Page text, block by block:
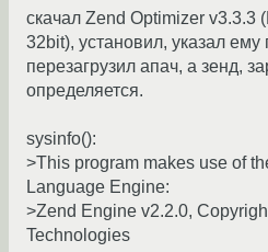
скачал Zend Optimizer v3.3.3
32bit), установил, указал ему
перезагрузил апач, а зенд,
определяется.
sysinfo():
>This program makes use of
Language Engine:
>Zend Engine v2.2.0,
Technologies